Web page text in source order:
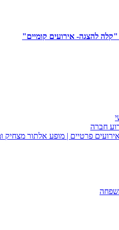
חברה
פרטיים | מופע אלתור מצחיק